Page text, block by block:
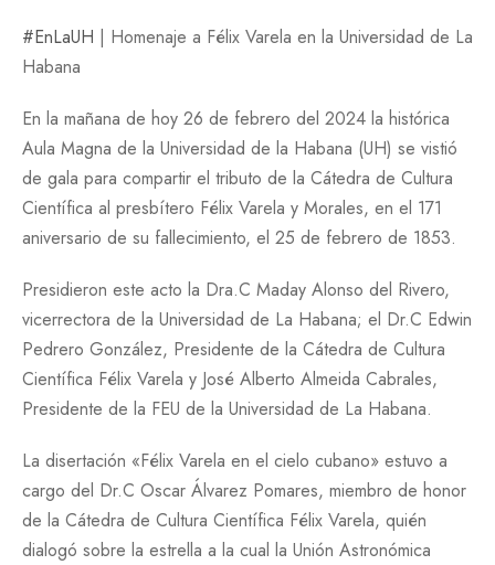
#EnLaUH | Homenaje a Félix Varela en la Universidad de La
Habana
En la mañana de hoy 26 de febrero del 2024 la histórica
Aula Magna de la Universidad de la Habana (UH) se vistió
de gala para compartir el tributo de la Cátedra de Cultura
Científica al presbítero Félix Varela y Morales, en el 171
aniversario de su fallecimiento, el 25 de febrero de 1853.
Presidieron este acto la Dra.C Maday Alonso del Rivero,
vicerrectora de la Universidad de La Habana; el Dr.C Edwin
Pedrero González, Presidente de la Cátedra de Cultura
Científica Félix Varela y José Alberto Almeida Cabrales,
Presidente de la FEU de la Universidad de La Habana.
La disertación «Félix Varela en el cielo cubano» estuvo a
cargo del Dr.C Oscar Álvarez Pomares, miembro de honor
de la Cátedra de Cultura Científica Félix Varela, quién
dialogó sobre la estrella a la cual la Unión Astronómica